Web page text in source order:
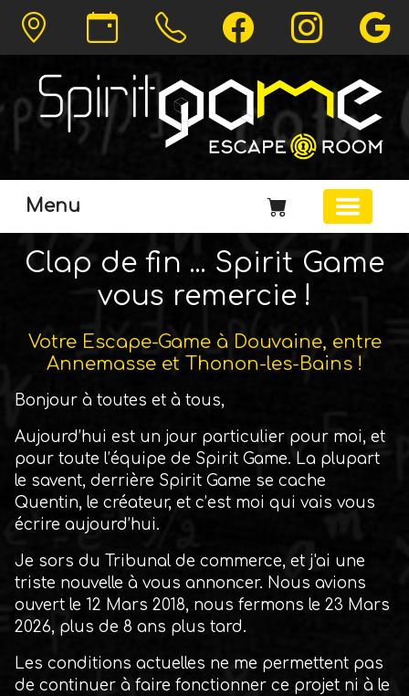
Menu
Clap de fin ... Spirit Game
vous remercie !
Votre Escape-Game à Douvaine, entre
Annemasse et Thonon-les-Bains !
Bonjour à toutes et à tous,
Aujourd’hui est un jour particulier pour moi, et
pour toute l’équipe de Spirit Game. La plupart
le savent, derrière Spirit Game se cache
Quentin, le créateur, et c’est moi qui vais vous
écrire aujourd’hui.
Je sors du Tribunal de commerce, et j'ai une
triste nouvelle à vous annoncer. Nous avions
ouvert le 12 Mars 2018, nous fermons le 23 Mars
2026, plus de 8 ans plus tard.
Les conditions actuelles ne me permettent pas
de continuer à faire fonctionner ce projet ni à le